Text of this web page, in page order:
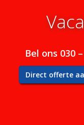
Bel ons 030
Direct offerte